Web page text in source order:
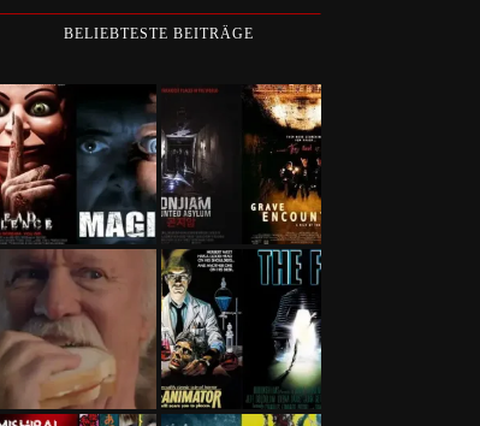
BELIEBTESTE BEITRÄGE